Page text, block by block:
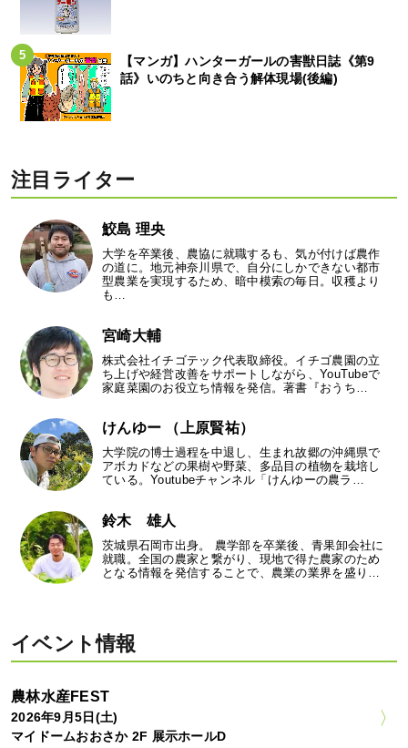
【マンガ】ハンターガールの害獣日誌《第9
話》いのちと向き合う解体現場(後編)
注目ライター
鮫島 理央
大学を卒業後、農協に就職するも、気が付けば農作
の道に。地元神奈川県で、自分にしかできない都市
型農業を実現するため、暗中模索の毎日。収穫より
も…
宮崎大輔
株式会社イチゴテック代表取締役。イチゴ農園の立
ち上げや経営改善をサポートしながら、YouTubeで
家庭菜園のお役立ち情報を発信。著書『おうち…
けんゆー （上原賢祐）
大学院の博士過程を中退し、生まれ故郷の沖縄県で
アボカドなどの果樹や野菜、多品目の植物を栽培し
ている。Youtubeチャンネル「けんゆーの農ラ…
鈴木 雄人
茨城県石岡市出身。 農学部を卒業後、青果卸会社に
就職。全国の農家と繋がり、現地で得た農家のため
となる情報を発信することで、農業の業界を盛り…
イベント情報
農林水産FEST
2026年9月5日(土)
マイドームおおさか 2F 展示ホールD